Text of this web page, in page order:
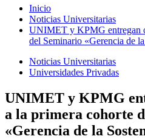
Inicio
Noticias Universitarias
UNIMET y KPMG entregan
del Seminario «Gerencia de
Noticias Universitarias
Universidades Privadas
UNIMET y KPMG
a la primera cohorte
«Gerencia de la